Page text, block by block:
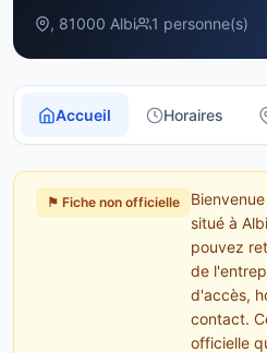
, 81000 Albi 1 personne(s)
Accueil Horaires
⚑ Fiche non officielle
situé à
pouvez
de
d'accès,
contact.
officielle